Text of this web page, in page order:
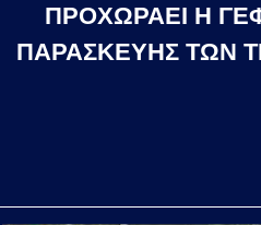
ΠΡΟΧΩΡΑΕΙ Η
ΠΑΡΑΣΚΕΥΗΣ ΤΩΝ